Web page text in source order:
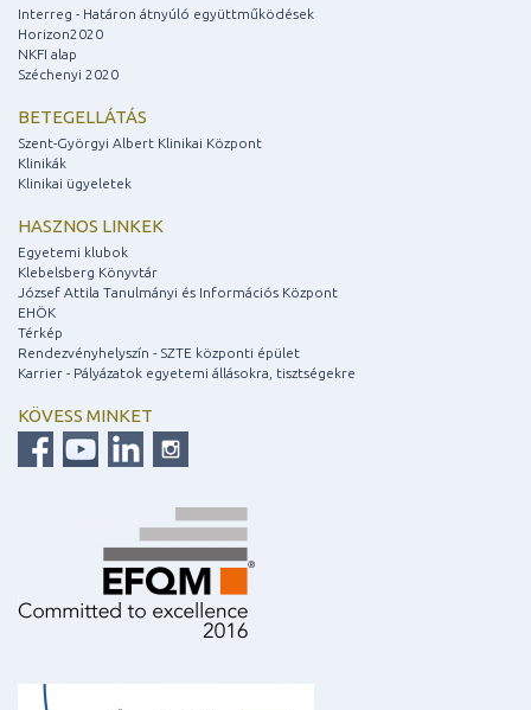
Interreg - Határon átnyúló együttműködések
Horizon2020
NKFI alap
Széchenyi 2020
BETEGELLÁTÁS
Szent-Györgyi Albert Klinikai Központ
Klinikák
Klinikai ügyeletek
HASZNOS LINKEK
Egyetemi klubok
Klebelsberg Könyvtár
József Attila Tanulmányi és Információs Központ
EHÖK
Térkép
Rendezvényhelyszín - SZTE központi épület
Karrier - Pályázatok egyetemi állásokra, tisztségekre
KÖVESS MINKET